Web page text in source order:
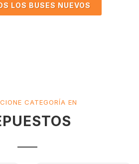
LOS BUSES NUEVOS
CATEGORÍA EN